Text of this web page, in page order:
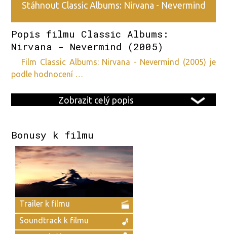
?
Stáhnout Classic Albums: Nirvana - Nevermind
(2005) v HD kvalitě
Popis filmu Classic Albums:
Nirvana - Nevermind (2005)
film Classic Albums: Nirvana - Nevermind (2005) je
podle hodnocení …
Zobrazit celý popis
Bonusy k filmu
Trailer k filmu
Soundtrack k filmu